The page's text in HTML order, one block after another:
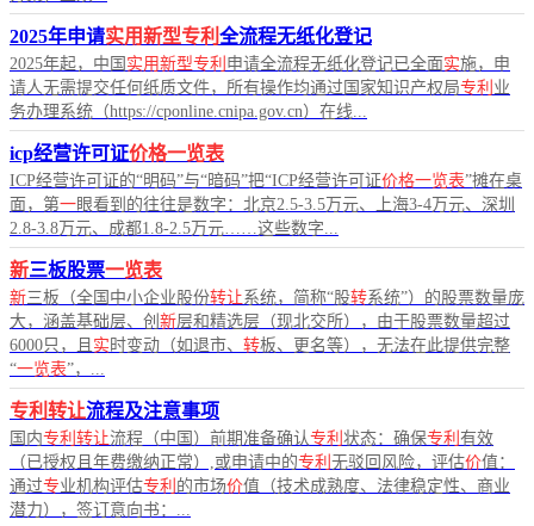
2025年申请实用新型专利 全流程无纸化登记
2025年起，中国 实用新型专利 申请全流程无纸化登记已全面实施，申
请人无需提交任何纸质文件，所有操作均通过国家知识产权局专利 业
务办理系统（https://cponline.cnipa.gov.cn）在线...
icp经营许可证价格一览表
ICP经营许可证的“明码”与“暗码”把“ICP经营许可证价格一览表”摊在桌
面，第一眼看到的往往是数字：北京2.5-3.5万元、上海3-4万元、深圳
2.8-3.8万元、成都1.8-2.5万元……这些数字...
新三板股票一览表
新三板（全国中小企业股份转让系统，简称“股转系统”）的股票数量庞
大，涵盖基础层、创 新层和精选层（现北交所），由于股票数量超过
6000只，且 实 时变动（如退市、 转板、更名等），无法在此提供完整
“一览表”，...
专利转让流程及注意事项
国内专利转让流程（中国）前期准备确认专利 状态：确保专利 有效
（已授权且年费缴纳正常）,或申请中的专利 无驳回风险，评估价值：
通过专业机构评估专利 的市场价值（技术成熟度、法律稳定性、商业
潜力），签订意向书：...